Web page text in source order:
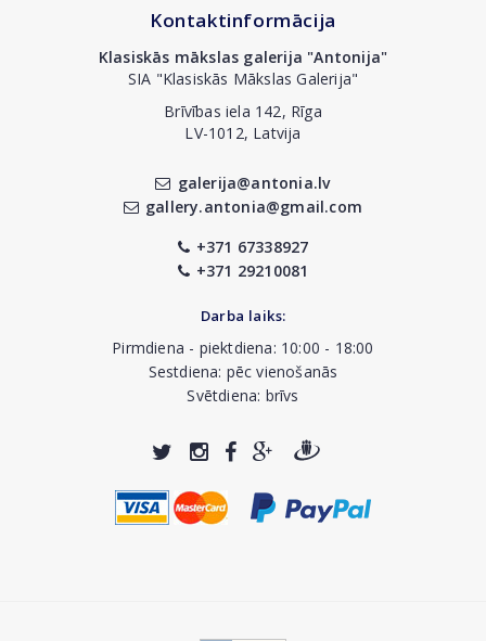
Kontaktinformācija
Klasiskās mākslas galerija "Antonija"
SIA "Klasiskās Mākslas Galerija"
Brīvības iela 142, Rīga
LV-1012, Latvija
galerija@antonia.lv
gallery.antonia@gmail.com
+371 67338927
+371 29210081
Darba laiks:
Pirmdiena - piektdiena: 10:00 - 18:00
Sestdiena: pēc vienošanās
Svētdiena: brīvs